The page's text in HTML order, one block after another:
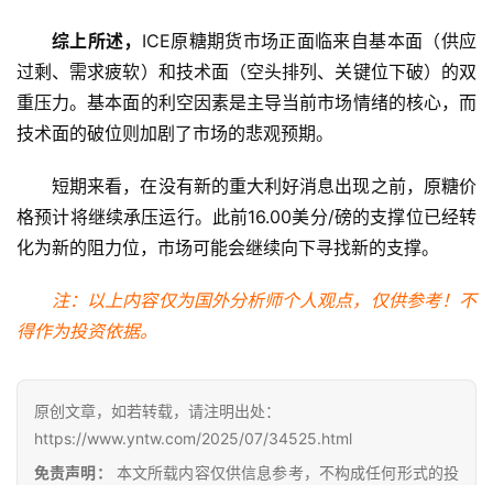
货
报
价
专
题
地
频
道
综上所述， ICE原糖期货市场正面临来自基本面（供应
过剩、需求疲软）和技术面（空头排列、关键位下破）的双
重压力。基本面的利空因素是主导当前市场情绪的核心，而
技术面的破位则加剧了市场的悲观预期。
短期来看，在没有新的重大利好消息出现之前，原糖价
格预计将继续承压运行。此前16.00美分/磅的支撑位已经转
化为新的阻力位，市场可能会继续向下寻找新的支撑。
注：以上内容仅为国外分析师个人观点，仅供参考！不
得作为投资依据。
原创文章，如若转载，请注明出处：
https://www.yntw.com/2025/07/34525.html
免责声明：
本文所载内容仅供信息参考，不构成任何形式的投